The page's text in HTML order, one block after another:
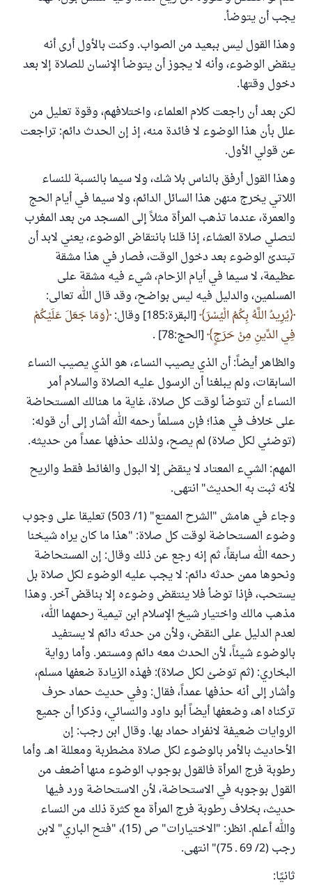
يجب أن يتوضأ.
وهذا القول ليس ببعيد من الصواب. وكنت بالأول أرى أنه
ينقض الوضوء، وأنه لا يجوز أن يتوضأ الإنسان للصلاة إلا بعد
دخول وقتها.
لكن بعد أن راجعت كلام العلماء، واختلافهم، وقوة تعليل من
علل بأن هذا الوضوء لا فائدة منه، إذ إن الحدث دائم: تراجعت
عن قولي الأول.
وهذا القول أرفق بالناس بلا شك، ولا سيما بالنسبة للنساء
اللاتي يخرج منهن هذا السائل الدائم، ولا سيما في أيام الحج
والعمرة، عندما تذهب المرأة مثلاً إلى المسجد من بعد المغرب
لتصلي صلاة العشاء، إذا قلنا بانتقاض الوضوء، يعني لابد أن
تبتدئ الوضوء بعد دخول الوقت، فصار في هذا مشقة
عظيمة، لا سيما في أيام الزحام، شيء فيه مشقة على
المسلمين، والدليل فيه ليس بواضح، وقد قال الله تعالى:
يُرِيدُ اللَّهُ بِكُمُ الْيُسْرَ [البقرة:185] وقال:
وَمَا جَعَلَ عَلَيْكُمْ
فِي الدِّينِ مِنْ حَرَجٍ [الحج:78] .
والظاهر أيضاً: أن الذي يصيب النساء، هو الذي يصيب النساء
السابقات، ولم يبلغنا أن الرسول عليه الصلاة والسلام أمر
النساء أن تتوضأ لوقت كل صلاة، غاية ما هنالك المستحاضة
على خلاف في هذا؛ فإن مسلماً رحمه الله أشار إلى أن قوله:
(توضئي لكل صلاة) لم يصح، ولذلك حذفها عمداً من حديثه.
المهم: الشيء المعتاد لا ينقض إلا البول والغائط فقط والريح
لأنه ثبت به الحديث" انتهى.
وجاء في هامش "الشرح الممتع" (1/ 503) تعليقا على وجوب
وضوء المستحاضة لوقت كل صلاة: "هذا ما كان يراه شيخنا
رحمه الله سابقاً، ثم إنه رجع عن ذلك وقال: إن المستحاضة
ونحوها ممن حدثه دائم: لا يجب عليه الوضوء لكل صلاة بل
يستحب، فإذا توضأ فلا ينتقض وضوءه إلا بناقض آخر. وهذا
مذهب مالك واختيار شيخ الإسلام ابن تيمية رحمهما الله،
لعدم الدليل على النقض، ولأن من حدثه دائم لا يستفيد
بالوضوء شيئاً، لأن الحدث معه دائم ومستمر. وأما رواية
البخاري: (ثم توضئ لكل صلاة): فهذه الزيادة ضعفها مسلم،
وأشار إلى أنه حذفها عمداً، فقال: وفي حديث حماد حرف
تركناه اهـ، وضعفها أيضاً أبو داود والنسائي، وذكرا أن جميع
الروايات ضعيفة لانفراد حماد بها. وقال ابن رجب: إن
الأحاديث بالأمر بالوضوء لكل صلاة مضطربة ومعللة اهـ. وأما
رطوبة فرج المرأة فالقول بوجوب الوضوء منها أضعف من
القول بوجوبه في الاستحاضة، لأن الاستحاضة ورد فيها
حديث، بخلاف رطوبة فرج المرأة مع كثرة ذلك من النساء
والله أعلم. انظر: "الاختيارات" ص (15)، "فتح الباري" لابن
رجب (2/ 69 ـ 75)" انتهى.
ثانيًا: